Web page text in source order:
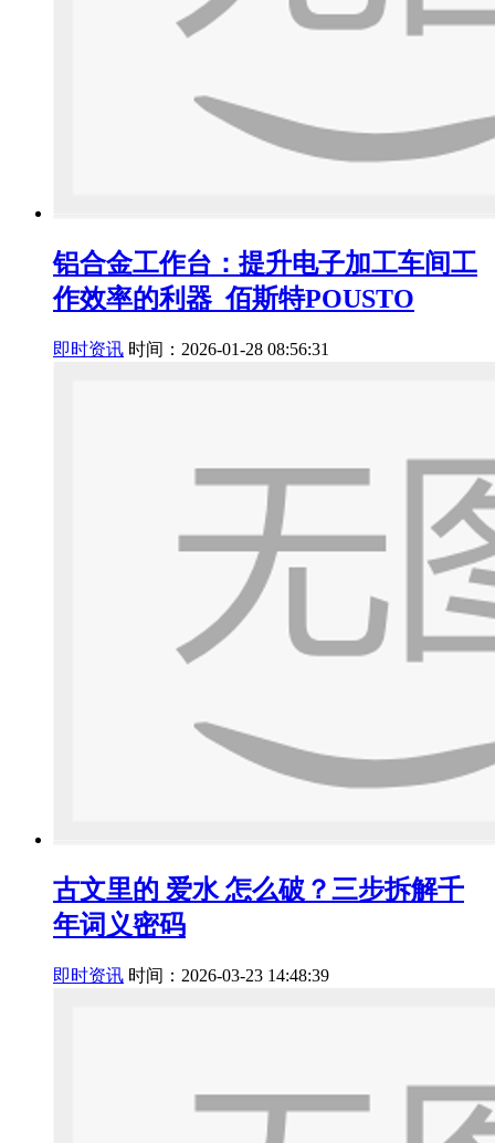
铝合金工作台：提升电子加工车间工
作效率的利器_佰斯特POUSTO
即时资讯 时间：2026-01-28 08:56:31
古文里的 爱水 怎么破？三步拆解千
年词义密码
即时资讯 时间：2026-03-23 14:48:39